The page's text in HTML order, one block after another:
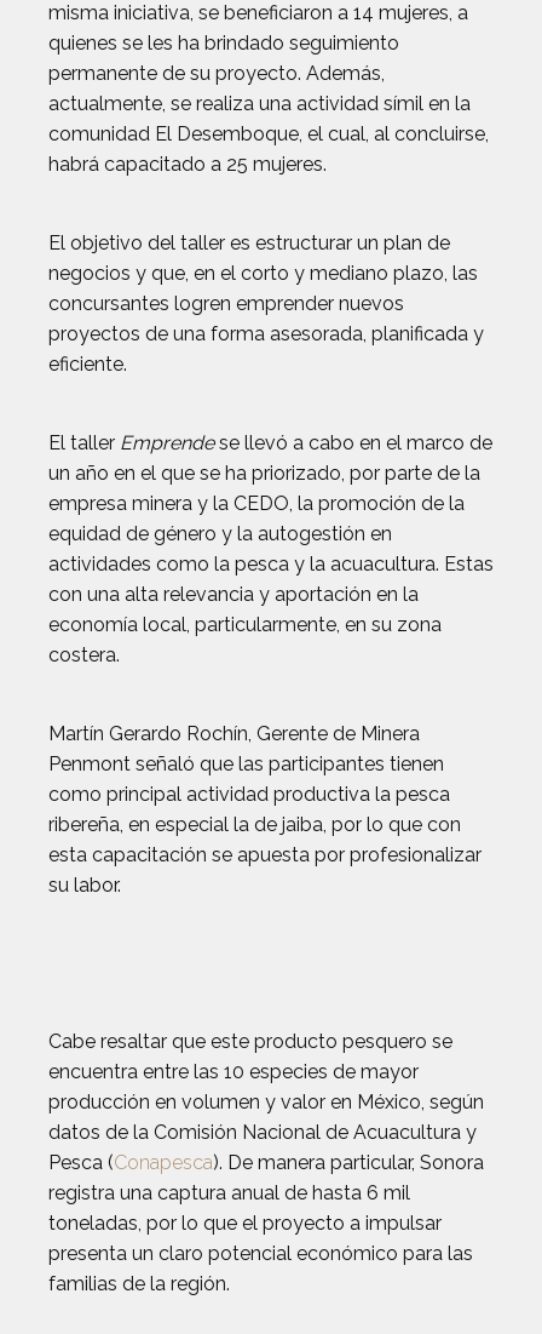
misma iniciativa, se beneficiaron a 14 mujeres, a
quienes se les ha brindado seguimiento
permanente de su proyecto. Además,
actualmente, se realiza una actividad símil en la
comunidad El Desemboque, el cual, al concluirse,
habrá capacitado a 25 mujeres.
El objetivo del taller es estructurar un plan de
negocios y que, en el corto y mediano plazo, las
concursantes logren emprender nuevos
proyectos de una forma asesorada, planificada y
eficiente.
El taller Emprendese llevó a cabo en el marco de
un año en el que se ha priorizado, por parte de la
empresa minera y la CEDO, la promoción de la
equidad de género y la autogestión en
actividades como la pesca y la acuacultura. Estas
con una alta relevancia y aportación en la
economía local, particularmente, en su zona
costera.
Martín Gerardo Rochín, Gerente de Minera
Penmont señaló que las participantes tienen
como principal actividad productiva la pesca
ribereña, en especial la de jaiba, por lo que con
esta capacitación se apuesta por profesionalizar
su labor.
Cabe resaltar que este producto pesquero se
encuentra entre las 10 especies de mayor
producción en volumen y valor en México, según
datos de la Comisión Nacional de Acuacultura y
Pesca (Conapesca). De manera particular, Sonora
registra una captura anual de hasta 6 mil
toneladas, por lo que el proyecto a impulsar
presenta un claro potencial económico para las
familias de la región.